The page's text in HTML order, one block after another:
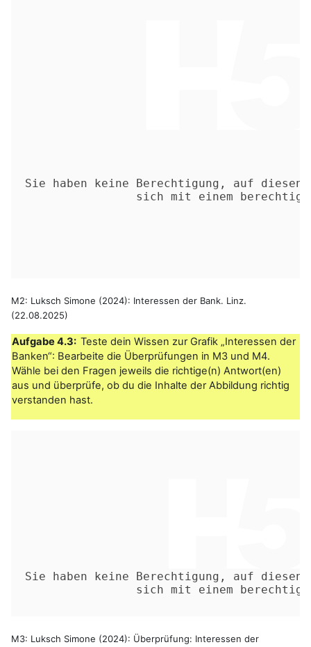
M2: Luksch Simone (2024): Interessen der Bank. Linz.
(22.08.2025)
Aufgabe 4.3: Teste dein Wissen zur Grafik „Interessen der
Banken“: Bearbeite die Überprüfungen in M3 und M4.
Wähle bei den Fragen jeweils die richtige(n) Antwort(en)
aus und überprüfe, ob du die Inhalte der Abbildung richtig
verstanden hast.
M3: Luksch Simone (2024): Überprüfung: Interessen der